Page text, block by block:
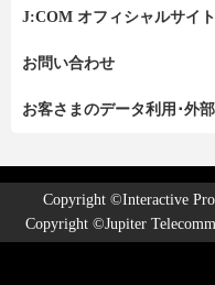
J:COM オフィシャルサイト
お問い合わせ
お客さまのデータ利用･外
Copyright ©Interactive
Copyright ©Jupiter